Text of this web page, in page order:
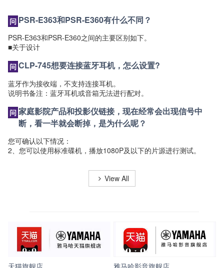
PSR-E363和PSR-E360有什么不同？
PSR-E363和PSR-E360之间的主要区别如下。
■关于设计
CLP-745想要连接蓝牙耳机，怎么设置?
蓝牙作为接收端，不支持连接耳机。
说明书备注：蓝牙耳机或音箱无法进行配对。
家庭影院产品和投影仪链接，现在经常会出现信号中
断，看一半就会断掉，是为什么呢？
您可确认以下情况：
2、您可以使用标准碟机，播放1080P及以下的片源进行测试。
View All
天猫旗舰店 雅马哈影音旗舰店